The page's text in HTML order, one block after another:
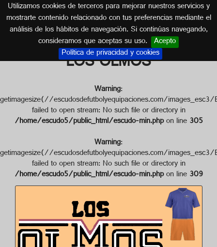
Utilizamos cookies de terceros para mejorar nuestros servicios y
mostrarte contenido relacionado con tus preferencias mediante el
análisis de los hábitos de navegación. Si continúas navegando,
consideramos que aceptas su uso. Acepto
Política de privacidad y cookies
Escudo de C. DE ATLETISMO
LOS OLMOS
MADRID
Warning:
getimagesize(//escudosdefutbolyequipaciones.com/
failed to open stream: No such file or directory in
/home/escudo5/public_html/escudo-min.phpon line305
Warning:
getimagesize(//escudosdefutbolyequipaciones.com/
failed to open stream: No such file or directory in
/home/escudo5/public_html/escudo-min.phpon line309